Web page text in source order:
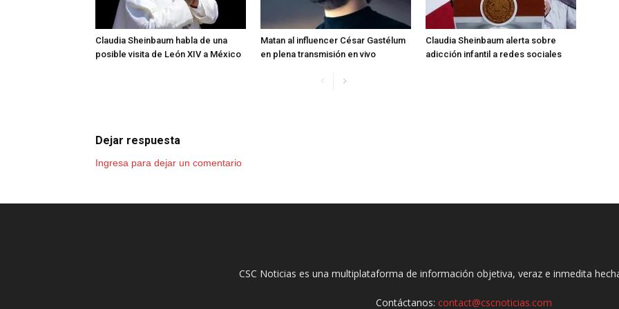
Claudia Sheinbaum habla de una
posible visita de León XIV a México
Matan al influencer César Gastélum
en plena transmisión en vivo
Claudia Sheinbaum alerta sobre
adicción infantil a redes sociales
Dejar respuesta
Ingresa para dejar un comentario
CSC Noticias es una multiplataforma de información objetiva, veraz e inmedita
Contáctanos:contact@cscnoticias.com